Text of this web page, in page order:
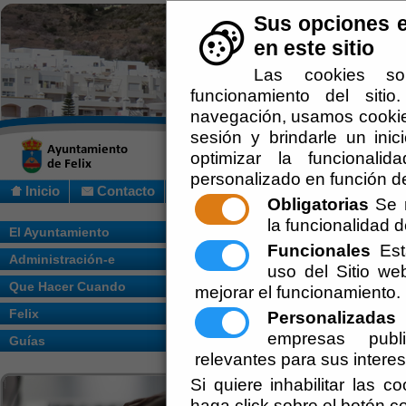
Sus opciones
en este sitio
Las cookies
funcionamiento del
navegación, usamos
sesión y brindarle un
optimizar la
personalizado en función
Obligatorias Se
la funcionalidad
Funcionales
uso del Sitio
mejorar el funcionamiento.
Personalizadas
empresas
relevantes para sus
Si quiere inhabilitar las
Inicio Contacto
El Ayuntamiento
Administración-e
Que Hacer Cuando
Felix
Guías
Usted se encuentra
[Servicios]
El servicio de
escritos, solicitudes
través de este
presentación de